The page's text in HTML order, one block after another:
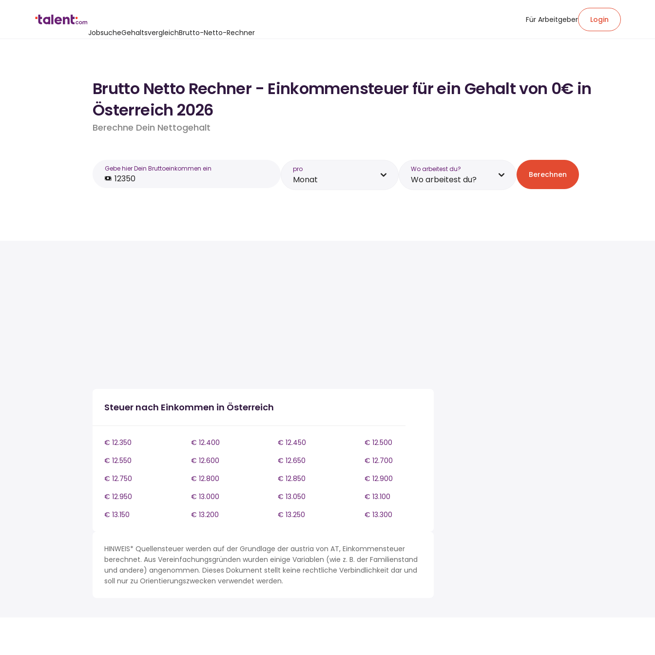
JobsucheGehaltsvergleichBrutto-Netto-Rechner
Für Arbeitgeber Login
Brutto Netto Rechner - Einkommensteuer für ein Gehalt von 0€ in
Österreich 2026
Berechne Dein Nettogehalt
Gebe hier Dein Bruttoeinkommen ein pro
Monat
Wo arbeitest du?
Wo arbeitest du? Berechnen
Steuer nach Einkommen in Österreich
€ 12.350 € 12.400 € 12.450
€ 12.500
€ 12.550
€ 12.600 € 12.650
€ 12.700
€ 12.750
€ 12.800 € 12.850
€ 12.900
€ 12.950
€ 13.000 € 13.050
€ 13.100
€ 13.150
€ 13.200 € 13.250 € 13.300
HINWEIS* Quellensteuer werden auf der Grundlage der austria von AT, Einkommensteuer
berechnet. Aus Vereinfachungsgründen wurden einige Variablen (wie z. B. der Familienstand
und andere) angenommen. Dieses Dokument stellt keine rechtliche Verbindlichkeit dar und
soll nur zu Orientierungszwecken verwendet werden.